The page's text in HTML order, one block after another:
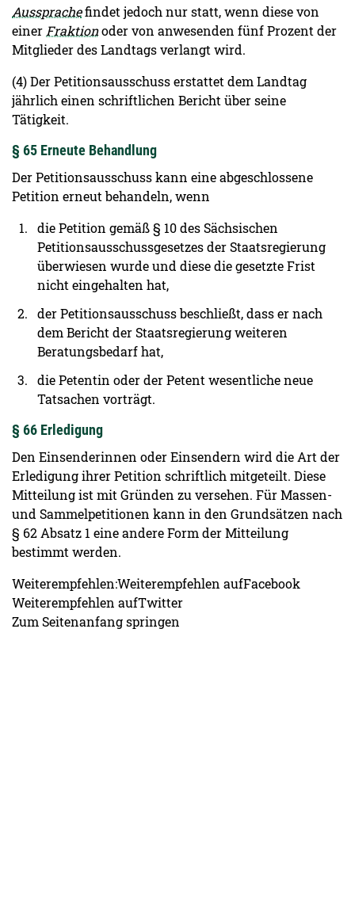
Aussprachefindet jedoch nur statt, wenn diese von
einer Fraktionoder von anwesenden fünf Prozent der
Mitglieder des Landtags verlangt wird.
(4) Der Petitionsausschuss erstattet dem Landtag
jährlich einen schriftlichen Bericht über seine
Tätigkeit.
§ 65 Erneute Behandlung
Der Petitionsausschuss kann eine abgeschlossene
Petition erneut behandeln, wenn
die Petition gemäß § 10 des Sächsischen
Petitionsausschussgesetzes der Staatsregierung
überwiesen wurde und diese die gesetzte Frist
nicht eingehalten hat,
der Petitionsausschuss beschließt, dass er nach
dem Bericht der Staatsregierung weiteren
Beratungsbedarf hat,
die Petentin oder der Petent wesentliche neue
Tatsachen vorträgt.
§ 66 Erledigung
Den Einsenderinnen oder Einsendern wird die Art der
Erledigung ihrer Petition schriftlich mitgeteilt. Diese
Mitteilung ist mit Gründen zu versehen. Für Massen-
und Sammelpetitionen kann in den Grundsätzen nach
§ 62 Absatz 1 eine andere Form der Mitteilung
bestimmt werden.
Weiterempfehlen:Weiterempfehlen aufFacebook
Weiterempfehlen aufTwitter
Zum Seitenanfang springen